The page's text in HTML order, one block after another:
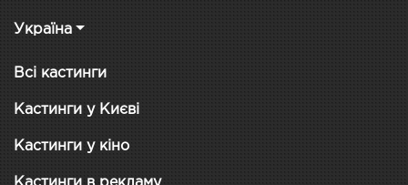
Україна
Всі кастинги
Кастинги у Києві
Кастинги у кіно